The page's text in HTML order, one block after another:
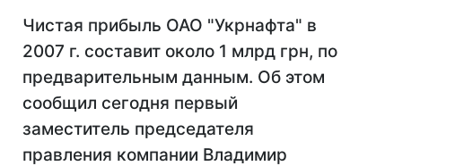
Чистая прибыль ОАО "Укрнафта" в
2007 г. составит около 1 млрд грн, по
предварительным данным. Об этом
сообщил сегодня первый
заместитель председателя
правления компании Владимир